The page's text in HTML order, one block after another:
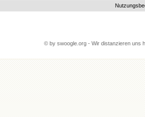
© by swoogle.org - Wir distanzieren uns